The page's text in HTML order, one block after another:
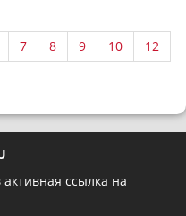
7 8 9 10
12
ссылка на